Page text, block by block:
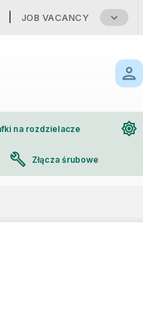
JOB VACANCY
na rozdzielacze brightness_high
build Złącza śrubowe